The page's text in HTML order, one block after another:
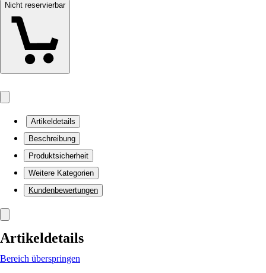
Nicht reservierbar
Artikeldetails
Beschreibung
Produktsicherheit
Weitere Kategorien
Kundenbewertungen
Artikeldetails
Bereich überspringen